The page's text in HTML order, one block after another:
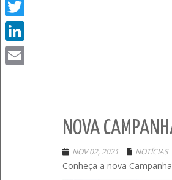
NOVA
NOV 02, 2021 NOTÍCIAS
Conheça a nova
Twitter
LinkedIn